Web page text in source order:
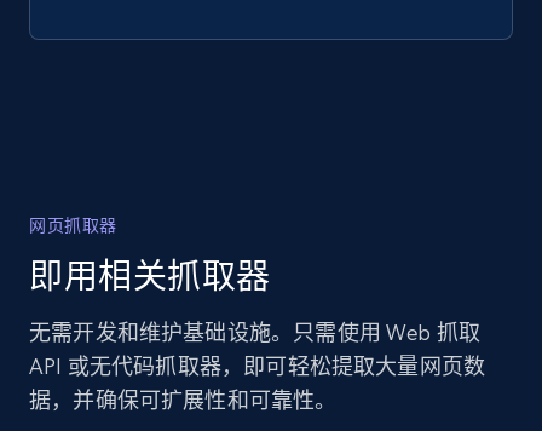
网页抓取器
即用相关抓取器
无需开发和维护基础设施。只需使用 Web 抓取
API 或无代码抓取器，即可轻松提取大量网页数
据，并确保可扩展性和可靠性。